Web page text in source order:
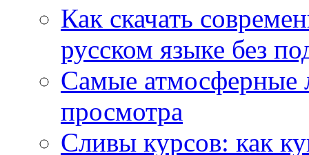
Как скачать
русском языке без
Самые атмосферные
просмотра
Сливы курсов: как